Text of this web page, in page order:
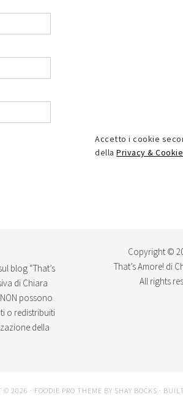
Accetto i cookie
dellaPrivacy &
blog “That’s
di Chiara
possono
o redistribuiti
della
Copyright ©
That’s Amore! di
All rights
© 2026 · FOODIE PRO THEME BY SHAY BOCKS ·